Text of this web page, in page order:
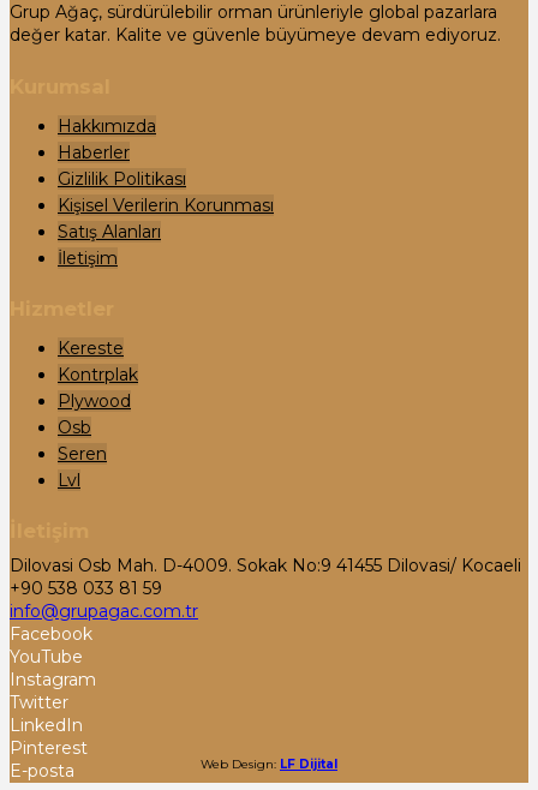
Grup Ağaç, sürdürülebilir orman ürünleriyle global pazarlara
değer katar. Kalite ve güvenle büyümeye devam ediyoruz.
Hakkımızda
Haberler
Gizlilik Politikası
Kişisel Verilerin Korunması
Satış Alanları
İletişim
Kereste
Kontrplak
Plywood
Osb
Seren
Lvl
Dilovasi Osb Mah. D-4009. Sokak No:9 41455 Dilovasi/ Kocaeli
+90 538 033 81 59
info@grupagac.com.tr
Facebook
YouTube
Instagram
Twitter
LinkedIn
Pinterest
E-posta
Web Design: LF Dijital